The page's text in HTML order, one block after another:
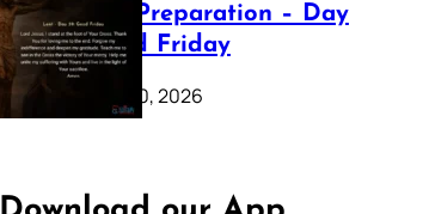
Lenten Preparation – Day
39: Good Friday
February 20, 2026